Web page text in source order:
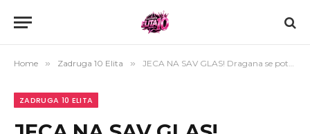
Home » Zadruga 10 Elita » JECA NA SAV GLAS! Dragana se potpuno slomila, u Matorinom zagrljaju prolila MORE SUZA! (VIDEO)
ZADRUGA 10 ELITA